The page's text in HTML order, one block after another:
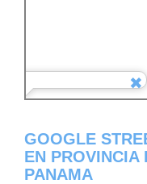
GOOGLE
EN PROVINCIA
PANAMA